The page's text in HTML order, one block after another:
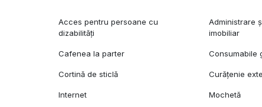
Acces pentru persoane cu
dizabilități
Administrare
imobiliar
Cafenea la parter Consumabile
Cortină de sticlă Curățenie
Internet Mochetă